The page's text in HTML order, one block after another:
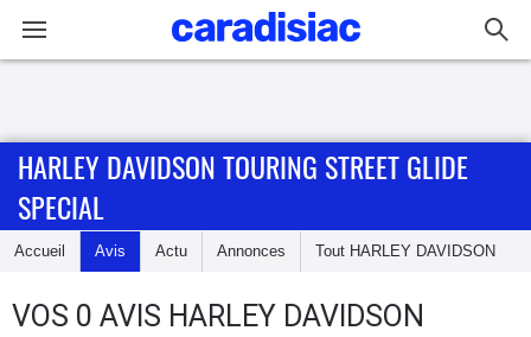
Accueil
Actu
HARLEY DAVIDSON TOURING STREET GLIDE
SPECIAL
Accueil Avis Actu Annonces Tout HARLEY DAVIDSON
VOS 0 AVIS HARLEY DAVIDSON